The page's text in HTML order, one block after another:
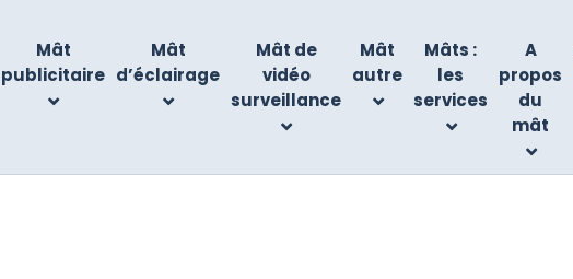
Mât
publicitaire
Mât
d’éclairage
Mât de
vidéo
surveillance
Mât
autre
Mâts :
les
services
A
propos
du
mât